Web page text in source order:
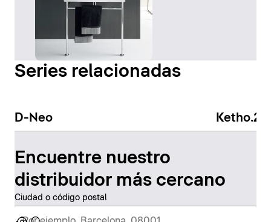
Series relacionadas
D-Neo Ketho.2
Encuentre nuestro
distribuidor más cercano
Ciudad o código postal